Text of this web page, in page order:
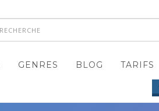
GENRES BLOG TARIFS